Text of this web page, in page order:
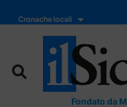
Cronache locali
Fondato da